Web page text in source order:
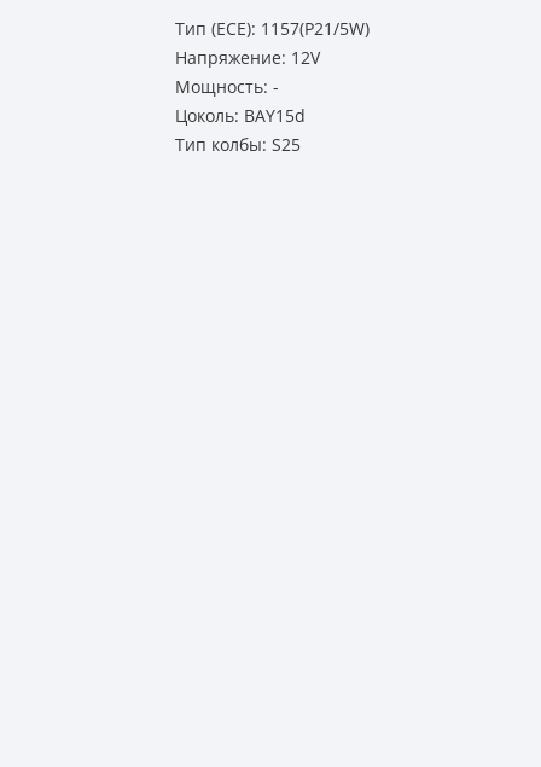
Тип (ECE): 1157(P21/5W)
Напряжение: 12V
Мощность: -
Цоколь: BAY15d
Тип колбы: S25